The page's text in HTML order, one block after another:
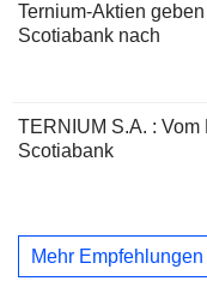
Ternium-Aktien
Scotiabank nach
TERNIUM S.A. :
Scotiabank
Mehr Empfehlungen